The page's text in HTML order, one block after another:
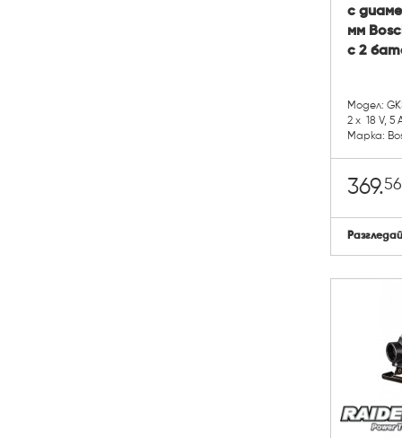
с
мм
с 2
Модел:
2 х 18 V, 5
Марка:
369.56
Разгледай